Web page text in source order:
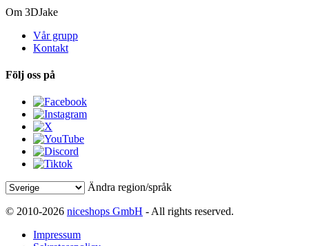
Om 3DJake
Vår grupp
Kontakt
Följ oss på
Ändra region/språk
© 2010-2026 niceshops GmbH - All rights reserved.
Impressum